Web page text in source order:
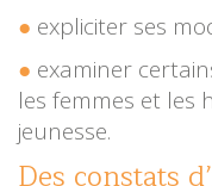
expliciter ses
examiner
les femmes et les
jeunesse.